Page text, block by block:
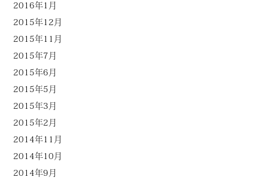
2016年1月
2015年12月
2015年11月
2015年7月
2015年6月
2015年5月
2015年3月
2015年2月
2014年11月
2014年10月
2014年9月